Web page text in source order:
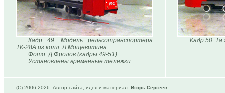
Кадр 49. Модель рельсотранспортёра
ТК-28А из колл. Л.Мощевитина.
Фото: Д.Фролов (кадры 49-51).
Установлены временные тележки.
Кадр 50. Та
(C) 2006-2026. Автор сайта, идея и материал: Игорь Сергеев